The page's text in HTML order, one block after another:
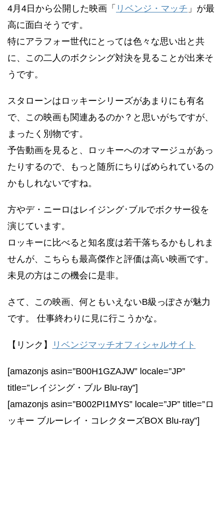
4月4日から公開した映画「 リベンジ・マッチ 」が最
高に面白そうです。
特にアラフォー世代にとっては色々な思い出と共
に、この二人のボクシング対決を見ることが出来そ
うです。
スタローンはロッキーシリーズがあまりにも有名
で、この映画も関連あるのか？と思いがちですが、
まったく別物です。
予告動画を見ると、ロッキーへのオマージュがあっ
たりするので、もっと随所にちりばめられているの
かもしれないですね。
方やデ・ニーロはレイジング･ブルでボクサー役を
演じています。
ロッキーに比べると知名度は若干落ちるかもしれま
せんが、こちらも最高傑作と評価は高い映画です。
未見の方はこの機会に是非。
さて、この映画、何ともいえないB級っぽさが魅力
です。 仕事終わりに見に行こうかな。
【リンク】 リベンジマッチオフィシャルサイト
[amazonjs asin=”B00H1GZAJW” locale=”JP”
title=”レイジング・ブル Blu-ray”]
[amazonjs asin=”B002PI1MYS” locale=”JP” title=”ロ
ッキー ブルーレイ・コレクターズBOX Blu-ray”]